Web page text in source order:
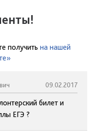
получить на нашей
09.02.2017
билет и
ЕГЭ ?